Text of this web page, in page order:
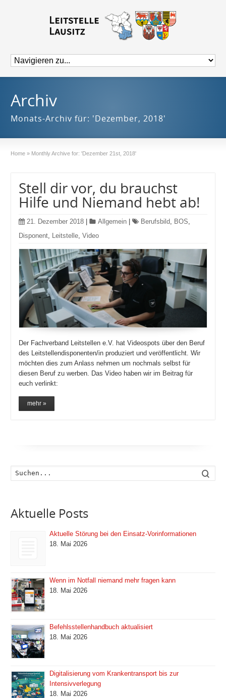
Archiv
Monats-Archiv für: 'Dezember, 2018'
Home » Monthly Archive for: 'Dezember 21st, 2018'
Stell dir vor, du brauchst
Hilfe und Niemand hebt ab!
21. Dezember 2018 Allgemein Berufsbild, BOS,
Disponent, Leitstelle,Video
Der Fachverband Leitstellen e.V. hat Videospots über den Beruf
des Leitstellendisponenten/in produziert und veröffentlicht. Wir
möchten dies zum Anlass nehmen um nochmals selbst für
diesen Beruf zu werben. Das Video haben wir im Beitrag für
euch verlinkt:
mehr »
Aktuelle Posts
Aktuelle Störung bei den Einsatz-Vorinformationen
18. Mai 2026
Wenn im Notfall niemand mehr fragen kann
18. Mai 2026
Befehlsstellenhandbuch aktualisiert
18. Mai 2026
Digitalisierung vom Krankentransport bis zur
Intensivverlegung
18. Mai 2026